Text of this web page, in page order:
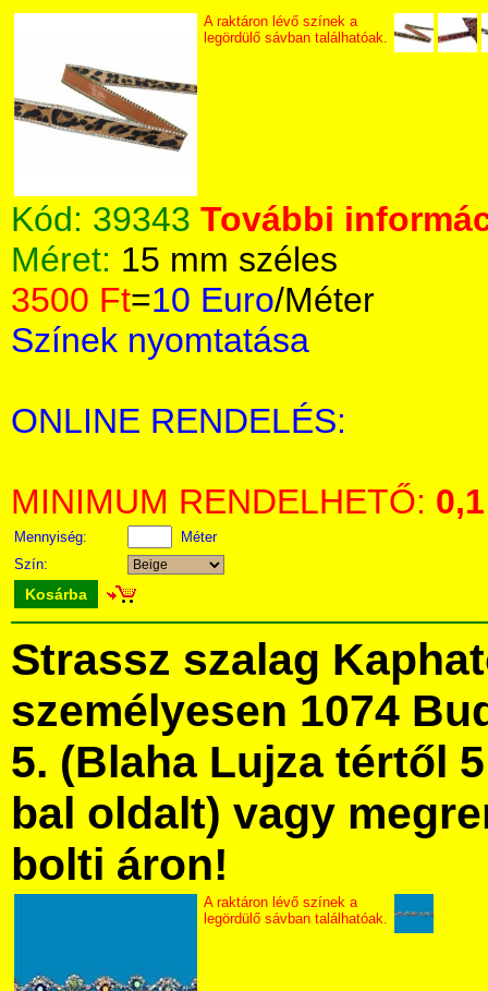
A raktáron lévő színek a
legördülő sávban találhatóak.
Kód: 39343 További
Méret: 15 mm széles
3500 Ft=10 Euro/Méter
Színek nyomtatása
ONLINE RENDELÉS:
MINIMUM RENDELHETŐ: 0,1
Mennyiség:
Méter
Szín:
Kosárba
Strassz szalag
személyesen 1074
5. (Blaha Lujza tértől
bal oldalt) vagy
bolti áron!
A raktáron lévő színek a
legördülő sávban találhatóak.